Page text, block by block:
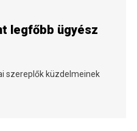
legfőbb ügyész
szereplők küzdelmeinek